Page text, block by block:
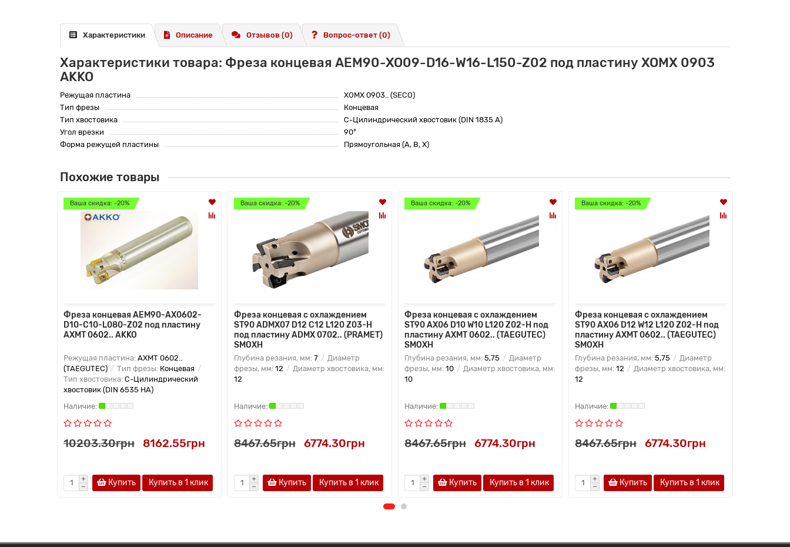
Характеристики Описание Отзывов (0) Вопрос-ответ (0)
Характеристики товара: Фреза концевая AEM90-XO09-D16-W16-L150-Z02 под пластину XOMX 0903
AKKO
Режущая пластина
XOMX 0903.. (SECO)
Тип фрезы
Концевая
Тип хвостовика
C-Цилиндрический хвостовик (DIN 1835 A)
Угол врезки
90°
Форма режущей пластины
Прямоугольная (A, B, X)
Похожие товары
Ваша скидка: -20%
Фреза концевая AEM90-AX0602-
D10-C10-L080-Z02 под пластину
AXMT 0602.. AKKO
Режущая пластина: AXMT 0602..
(TAEGUTEC)
Тип фрезы: Концевая
Тип хвостовика: C-Цилиндрический
хвостовик (DIN 6535 HA)
10203.30грн 8162.55грн
Купить Купить в 1 клик
Ваша скидка: -20%
Фреза концевая с охлаждением
ST90 ADMX07 D12 C12 L120 Z03-H
под пластину ADMX 0702.. (PRAMET)
SMOXH
Глубина резания, мм: 7
Диаметр
фрезы, мм: 12
Диаметр хвостовика, мм:
12
8467.65грн 6774.30грн
Купить Купить в 1 клик
Ваша скидка: -20%
Фреза концевая с охлаждением
ST90 AX06 D10 W10 L120 Z02-H под
пластину AXMT 0602.. (TAEGUTEC)
SMOXH
Глубина резания, мм: 5,75
Диаметр
фрезы, мм: 10
Диаметр хвостовика, мм:
10
8467.65грн 6774.30грн
Купить Купить в 1 клик
Ваша скидка: -20%
Фреза концевая с охлаждением
ST90 AX06 D12 W12 L120 Z02-H под
пластину AXMT 0602.. (TAEGUTEC)
SMOXH
Глубина резания, мм: 5,75
Диаметр
фрезы, мм: 12
Диаметр хвостовика, мм:
12
8467.65грн 6774.30грн
Купить Купить в 1 клик